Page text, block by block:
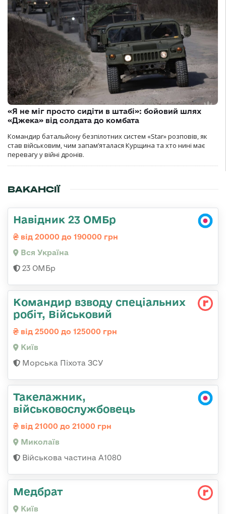
«Я не міг просто сидіти в штабі»: бойовий шлях
«Джека» від солдата до комбата
Командир батальйону безпілотних систем «Star» розповів, як
став військовим, чим запам’яталася Курщина та хто нині має
перевагу у війні дронів.
ВАКАНСІЇ
Навідник 23 ОМБр
від 20000 до 190000 грн
Вся Україна
23 ОМБр
Командир взводу спеціальних
робіт, Військовий
від 25000 до 125000 грн
Київ
Морська Піхота ЗСУ
Такелажник,
військовослужбовець
від 21000 до 21000 грн
Миколаїв
Військова частина А1080
Медбрат
Київ